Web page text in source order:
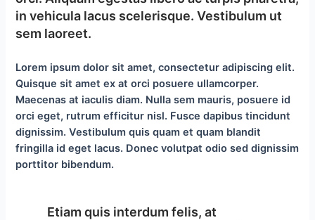
in vehicula lacus scelerisque. Vestibulum ut
sem laoreet.
Lorem ipsum dolor sit amet, consectetur adipiscing elit.
Quisque sit amet ex at orci posuere ullamcorper.
Maecenas at iaculis diam. Nulla sem mauris, posuere id
orci eget, rutrum efficitur nisl. Fusce dapibus tincidunt
dignissim. Vestibulum quis quam et quam blandit
fringilla id eget lacus. Donec volutpat odio sed dignissim
porttitor bibendum.
Etiam quis interdum felis, at